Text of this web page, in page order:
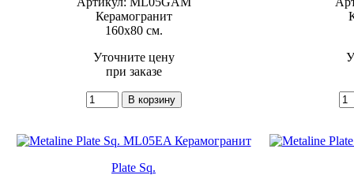
Керамогранит
160x80 см.
Уточните цену
при заказе
Plate Sq.